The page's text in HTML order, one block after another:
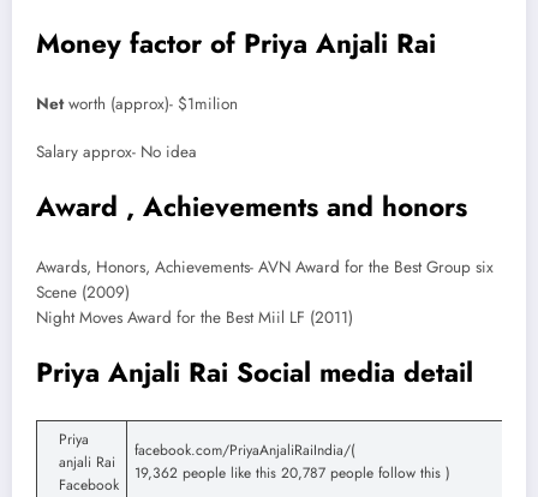
Money factor of Priya Anjali Rai
Networth (approx)- $1milion
Salary approx- No idea
Award , Achievements and honors
Awards, Honors, Achievements- AVN Award for the Best Group six
Scene (2009)
Night Moves Award for the Best Miil LF (2011)
Priya Anjali Rai Social media detail
Priya
anjali Rai
Facebook
facebook.com/PriyaAnjaliRaiIndia/(
19,362 people like this 20,787 people follow this )